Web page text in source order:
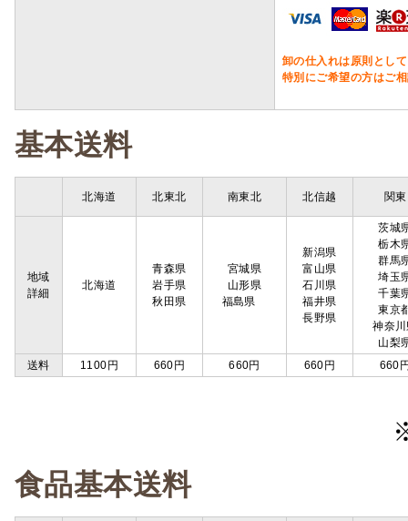
卸の仕入れは原則とし
特別にご希望の方はご
基本送料
北海道 北東北 南東北 北信越 関東
地域
詳細
北海道
青森県
岩手県
秋田県
宮城県
山形県
福島県
新潟県
富山県
石川県
福井県
長野県
茨城
栃木
群馬
埼玉
千葉
東京
神奈
山梨
送料
1100円 660円 660円 660円 660
食品基本送料